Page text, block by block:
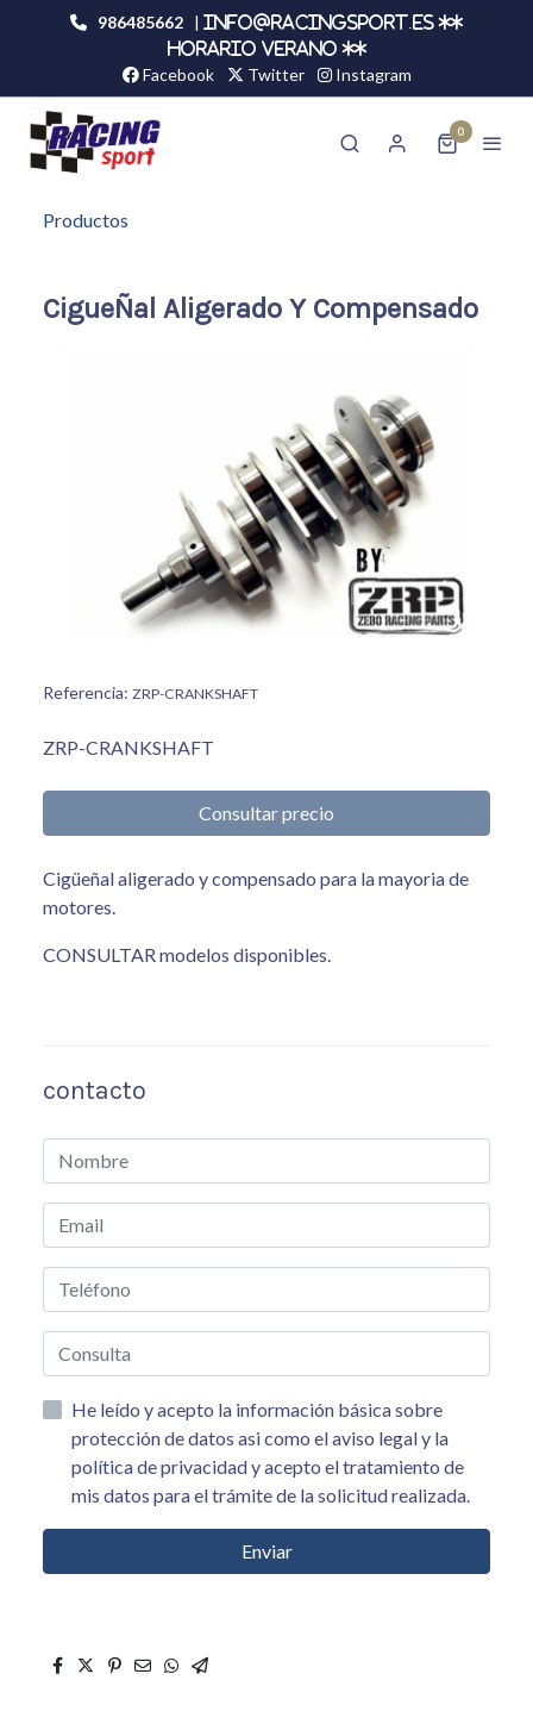
986485662 |
info@racingsport.es **
HORARIO VERANO **
Facebook Twitter Instagram
0
Productos
CigueÑal Aligerado Y Compensado
Referencia: ZRP-CRANKSHAFT
ZRP-CRANKSHAFT
Consultar precio
Cigüeñal aligerado y compensado para la mayoria de
motores.
CONSULTAR modelos disponibles.
contacto
He leído y acepto la información básica sobre
protección de datos asi como el aviso legal y la
política de privacidad y acepto el tratamiento de
mis datos para el trámite de la solicitud realizada.
Enviar